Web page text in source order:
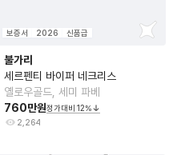
보증서 2026 신품급
불가리
세르펜티 바이퍼 네크리스
옐로우골드, 세미 파베
760만원정가대비 12%
2,264